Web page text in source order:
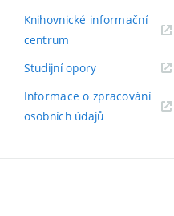
Knihovnické informační
centrum
Studijní opory(externí
Informace o zpracování
osobních údajů(externí